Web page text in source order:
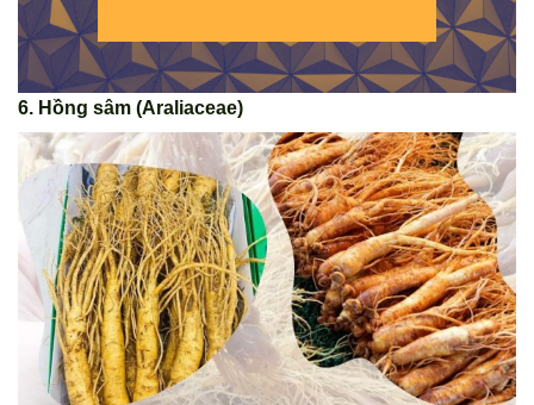
6. Hồng sâm (Araliaceae)